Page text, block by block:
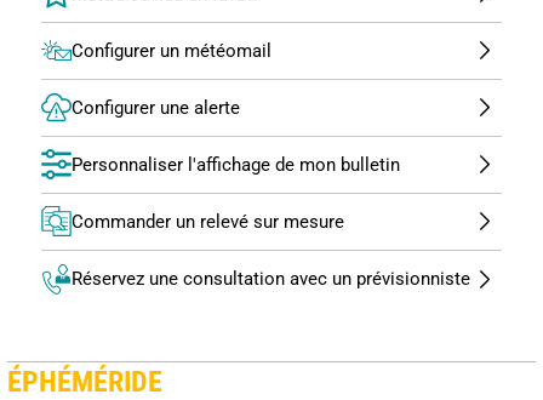
Configurer un météomail
Configurer une alerte
Personnaliser l'affichage de mon bulletin
Commander un relevé sur mesure
Réservez une consultation avec un prévisionniste
ÉPHÉMÉRIDE